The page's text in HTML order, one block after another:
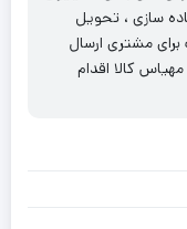
سازی ، تحویل
مشتری ارسال
کالا اقدام